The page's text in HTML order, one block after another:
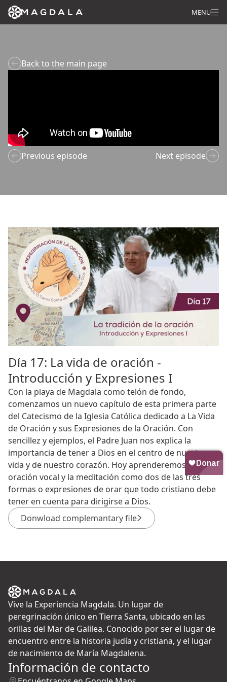
MENU
Back to the main page
Previous episode Next episode
Día 17: La vida de oración -
Introducción y Expresiones I
Con la playa de Magdala como telón de fondo,
comenzamos un nuevo capítulo de esta primera parte
del Catecismo de la Iglesia Católica dedicado a La Vida
de Oración y sus Expresiones de la Oración. Con
sencillez y ejemplos, el Padre Juan nos explica la
importancia de tener a Dios en el centro de nuestra
vida y de nuestro corazón. Hoy aprenderemos sobre la
oración vocal y la meditación como dos de las tres
formas o expresiones de orar que todo cristiano debe
tener en cuenta para dirigirse a Dios.
Donwload complemantary file
Vive la Experiencia Magdala. Un lugar de
peregrinación único en Tierra Santa, ubicado en las
orillas del Mar de Galilea. Conocido por ser el lugar de
encuentro entre la historia judía y cristiana, y el lugar
de nacimiento de María Magdalena.
Información de contacto